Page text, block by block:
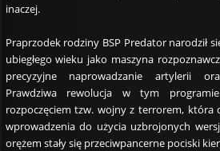
inaczej.
Praprzodek rodziny BSP Predator narodził
ubiegłego wieku jako maszyna
precyzyjne naprowadzanie artylerii
Prawdziwa rewolucja w tym
rozpoczęciem tzw. wojny z terrorem, która
wprowadzenia do użycia uzbrojonych
orężem stały się przeciwpancerne pociski